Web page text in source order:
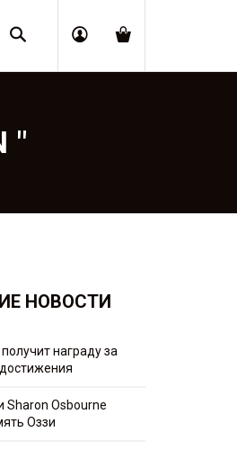
Поиск
НОВОСТИ
награду за
Sharon Osbourne
Оззи